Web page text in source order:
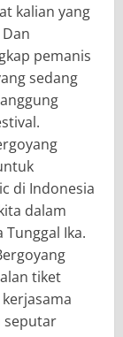
kalian yang
pemanis
sedang
di Indonesia
dalam
Ika.
tiket
seputar